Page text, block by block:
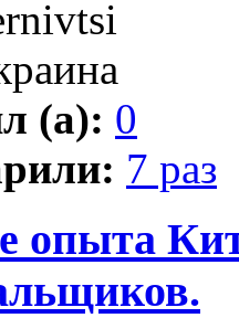
(а): 0
7 раз
опыта